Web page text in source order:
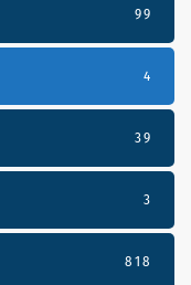
99
4
39
3
818